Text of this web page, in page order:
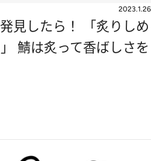
2023.1.26
見したら！ 「炙りしめ
鯖は炙って香ばしさを